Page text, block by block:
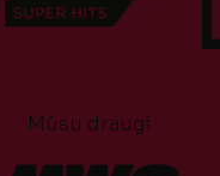
Mūsu draugi